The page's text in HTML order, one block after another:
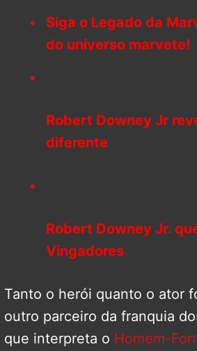
Siga o Legado da
do universo marvete!
Robert Downey Jr
diferente
Robert Downey Jr.
Vingadores
Tanto o herói quanto o ator
outro parceiro da franquia
que interpreta o Homem-